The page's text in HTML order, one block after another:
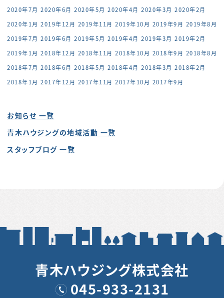
2020年7月 2020年6月 2020年5月 2020年4月 2020年3月 2020年2月
2020年1月 2019年12月 2019年11月 2019年10月 2019年9月 2019年8月
2019年7月 2019年6月 2019年5月 2019年4月 2019年3月 2019年2月
2019年1月 2018年12月 2018年11月 2018年10月 2018年9月 2018年8月
2018年7月 2018年6月 2018年5月 2018年4月 2018年3月 2018年2月
2018年1月 2017年12月 2017年11月 2017年10月 2017年9月
お知らせ 一覧
青木ハウジングの地域活動 一覧
スタッフブログ 一覧
青木ハウジング株式会社
045-933-2131